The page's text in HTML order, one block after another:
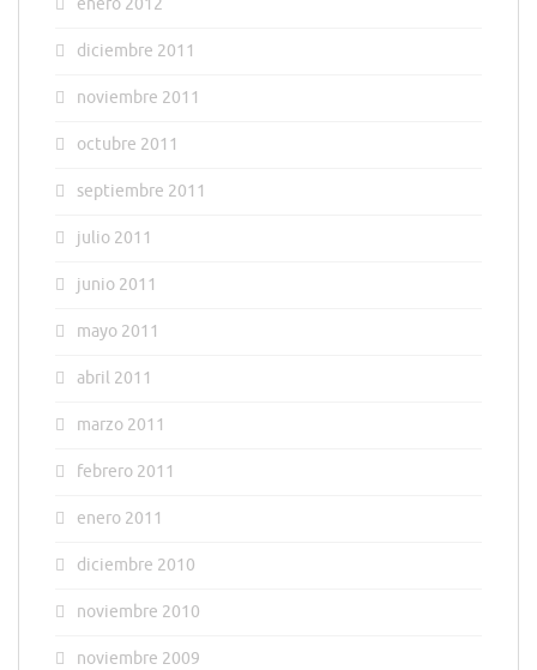
diciembre 2011
noviembre 2011
octubre 2011
septiembre 2011
julio 2011
junio 2011
mayo 2011
abril 2011
marzo 2011
febrero 2011
enero 2011
diciembre 2010
noviembre 2010
noviembre 2009